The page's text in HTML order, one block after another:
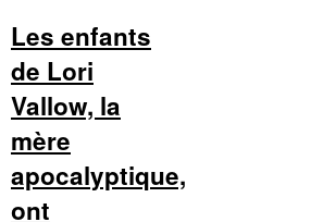
Les enfants
de Lori
Vallow, la
mère
apocalyptique,
ont